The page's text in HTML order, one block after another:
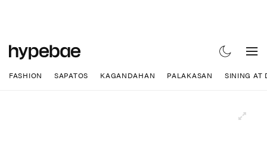
FASHION SAPATOS KAGANDAHAN PALAKASAN SINING AT